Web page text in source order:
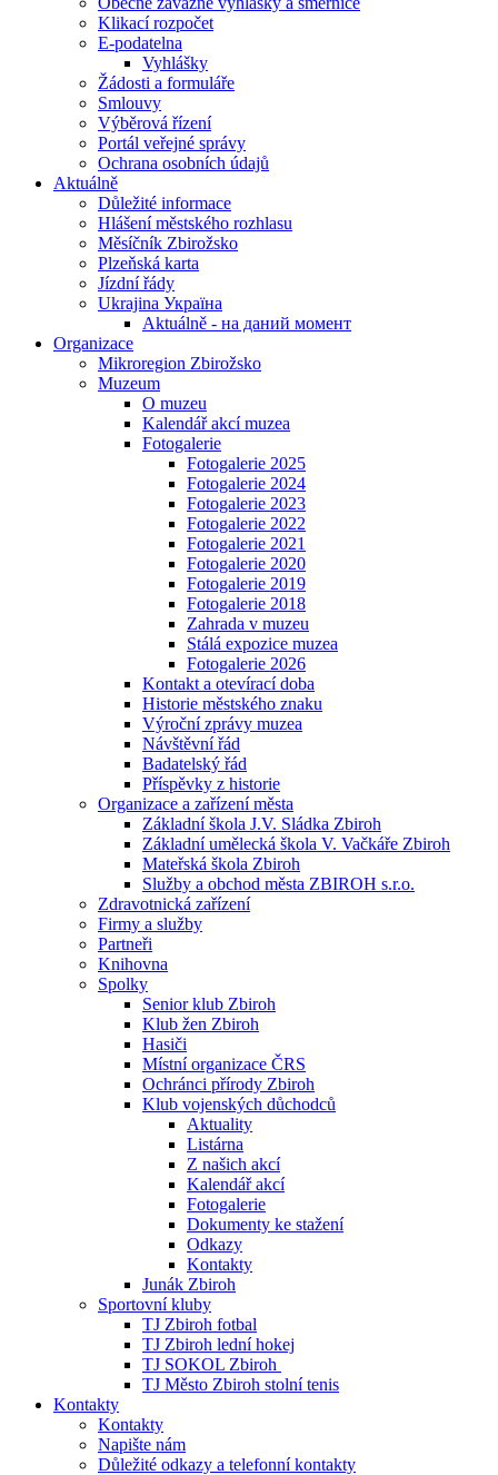
Klikací rozpočet
E-podatelna
Vyhlášky
Žádosti a formuláře
Smlouvy
Výběrová řízení
Portál veřejné správy
Ochrana osobních údajů
Aktuálně
Důležité informace
Hlášení městského rozhlasu
Měsíčník Zbirožsko
Plzeňská karta
Jízdní řády
Ukrajina Україна
Aktuálně - на даний момент
Organizace
Mikroregion Zbirožsko
Muzeum
O muzeu
Kalendář akcí muzea
Fotogalerie
Fotogalerie 2025
Fotogalerie 2024
Fotogalerie 2023
Fotogalerie 2022
Fotogalerie 2021
Fotogalerie 2020
Fotogalerie 2019
Fotogalerie 2018
Zahrada v muzeu
Stálá expozice muzea
Fotogalerie 2026
Kontakt a otevírací doba
Historie městského znaku
Výroční zprávy muzea
Návštěvní řád
Badatelský řád
Příspěvky z historie
Organizace a zařízení města
Základní škola J.V. Sládka Zbiroh
Základní umělecká škola V. Vačkáře Zbiroh
Mateřská škola Zbiroh
Služby a obchod města ZBIROH s.r.o.
Zdravotnická zařízení
Firmy a služby
Partneři
Knihovna
Spolky
Senior klub Zbiroh
Klub žen Zbiroh
Hasiči
Místní organizace ČRS
Ochránci přírody Zbiroh
Klub vojenských důchodců
Aktuality
Listárna
Z našich akcí
Kalendář akcí
Fotogalerie
Dokumenty ke stažení
Odkazy
Kontakty
Junák Zbiroh
Sportovní kluby
TJ Zbiroh fotbal
TJ Zbiroh lední hokej
TJ SOKOL Zbiroh
TJ Město Zbiroh stolní tenis
Kontakty
Kontakty
Napište nám
Důležité odkazy a telefonní kontakty